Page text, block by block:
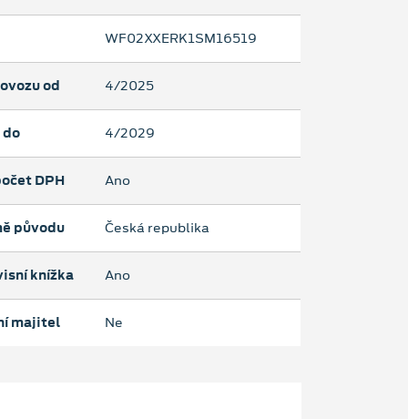
WF02XXERK1SM16519
od 4/2025
do 4/2029
DPH Ano
původu Česká republika
knížka Ano
majitel Ne